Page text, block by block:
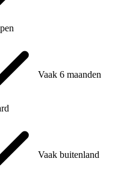
Vaak 6 maanden
Vaak buitenland